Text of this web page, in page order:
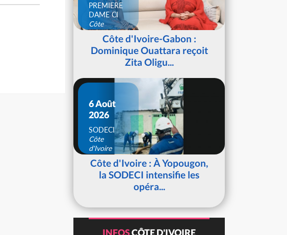
PREMIERE
DAME CI
Côte
d'IvoireCôte d'Ivoire-Gabon :
Dominique Ouattara reçoit
Zita Oligu...
6 Août
2026
SODECI
Côte
d'Ivoire
Côte d'Ivoire : À Yopougon,
la SODECI intensifie les
opéra...
INFOSCÔTE D'IVOIRE